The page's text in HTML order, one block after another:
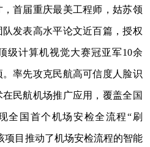
首届重庆最美工程师，姑苏领
发表高水平论文近百篇，授权
级计算机视觉大赛冠亚军10余
率先攻克民航高可信度人脸识
民航机场推广应用，覆盖全国
全国首个机场安检全流程“刷
项目推动了机场安检流程的智能